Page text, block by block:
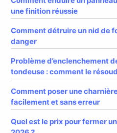
une finition réussie
Comment détruire un nid de
danger
Problème d’enclenchement
tondeuse : comment le
Comment poser une
facilement et sans erreur
Quel est le prix pour fermer